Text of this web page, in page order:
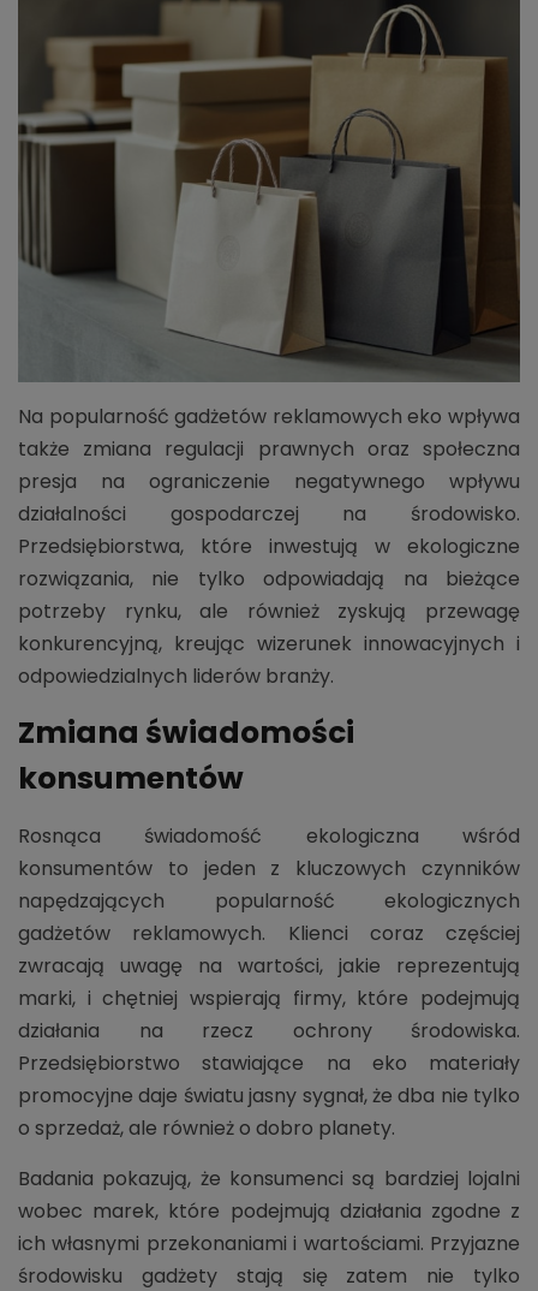
Na popularność gadżetów reklamowych eko wpływa
także zmiana regulacji prawnych oraz społeczna
presja na ograniczenie negatywnego wpływu
działalności gospodarczej na środowisko.
Przedsiębiorstwa, które inwestują w ekologiczne
rozwiązania, nie tylko odpowiadają na bieżące
potrzeby rynku, ale również zyskują przewagę
konkurencyjną, kreując wizerunek innowacyjnych i
odpowiedzialnych liderów branży.
Zmiana świadomości
konsumentów
Rosnąca świadomość ekologiczna wśród
konsumentów to jeden z kluczowych czynników
napędzających popularność ekologicznych
gadżetów reklamowych. Klienci coraz częściej
zwracają uwagę na wartości, jakie reprezentują
marki, i chętniej wspierają firmy, które podejmują
działania na rzecz ochrony środowiska.
Przedsiębiorstwo stawiające na eko materiały
promocyjne daje światu jasny sygnał, że dba nie tylko
o sprzedaż, ale również o dobro planety.
Badania pokazują, że konsumenci są bardziej lojalni
wobec marek, które podejmują działania zgodne z
ich własnymi przekonaniami i wartościami. Przyjazne
środowisku gadżety stają się zatem nie tylko